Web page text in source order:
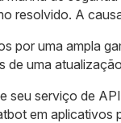
resolvido. A
​​por uma ampla
de uma
seu serviço de
em